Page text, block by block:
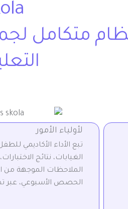
متكامل
لأولياء الأمور
تبع الأداء الأكاديمي
الغيابات، نتائج
الملاحظات الموجهة من
الحصص الأسبوعي، عبر